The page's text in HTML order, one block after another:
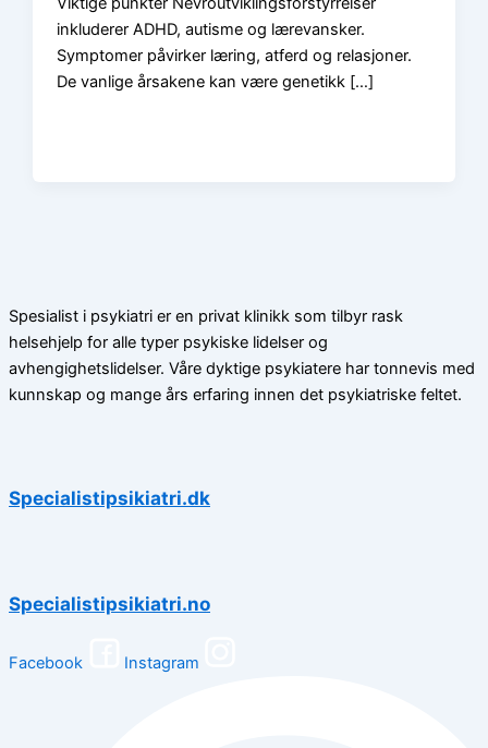
inkluderer ADHD, autisme og lærevansker.
Symptomer påvirker læring, atferd og relasjoner.
De vanlige årsakene kan være genetikk […]
Spesialist i psykiatri er en privat klinikk som tilbyr rask
helsehjelp for alle typer psykiske lidelser og
avhengighetslidelser. Våre dyktige psykiatere har tonnevis med
kunnskap og mange års erfaring innen det psykiatriske feltet.
Specialistipsikiatri.dk
Specialistipsikiatri.no
Facebook Instagram